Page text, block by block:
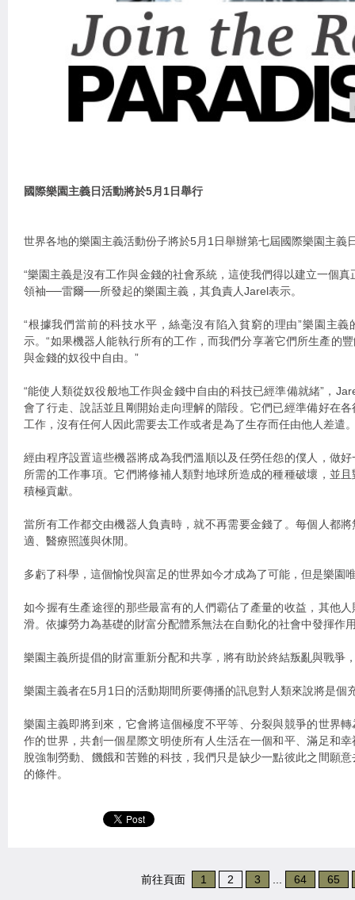
國際樂園主義日活動將於5月1日舉行
世界各地的樂園主義活動份子將於5月1日舉辦第七屆國際樂園主義
“樂園主義是沒有工作與金錢的社會系統，這使我們得以建立一個
領袖──雷爾──所發起的樂園主義，其負責人Jarel表示。
“根據我們當前的科技水平，絲毫沒有陷入貧窮的理由”樂園主
示。“如果機器人能執行所有的工作，而我們分享著它們所生產的
與金錢的奴役中自由。”
“能使人類從奴役般地工作與金錢中自由的科技已經準備就緒”，
會了行走、說話並且剛開始走向理解的階段。它們已經準備好在
工作，沒有任何人因此需要去工作或者是為了生存而任由他人差遣
經由程序設置這些機器將成為我們溫順以及任勞任怨的僕人，做
所需的工作事項。它們將修補人類對地球所造成的種種破壞，並
積極貢獻。
當所有工作都交由機器人負責時，就不再需要金錢了。每個人都
適、醫療照護與休閒。
多虧了科學，這個愉悅與富足的世界如今才成為了可能，但是樂園
如今握有生產途徑的那些最富有的人們霸佔了產量的收益，其他
滑。依據勞力為基礎的財富分配體系無法在自動化的社會中發揮作
樂園主義所提倡的財富重新分配和共享，將有助於終結叛亂與戰爭
樂園主義者在5月1日的活動期間所要傳播的訊息對人類來說將是個
樂園主義即將到來，它會將這個極度不平等、分裂與競爭的世界
作的世界，共創一個星際文明使所有人生活在一個和平、滿足和
脫強制勞動、饑餓和苦難的科技，我們只是缺少一點彼此之間願
的條件。
前往頁面 1 2 3 64 65